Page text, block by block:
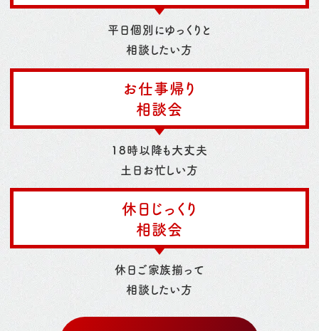
平日個別にゆっくりと
相談したい方
お仕事帰り
相談会
18時以降も大丈夫
土日お忙しい方
休日じっくり
相談会
休日ご家族揃って
相談したい方